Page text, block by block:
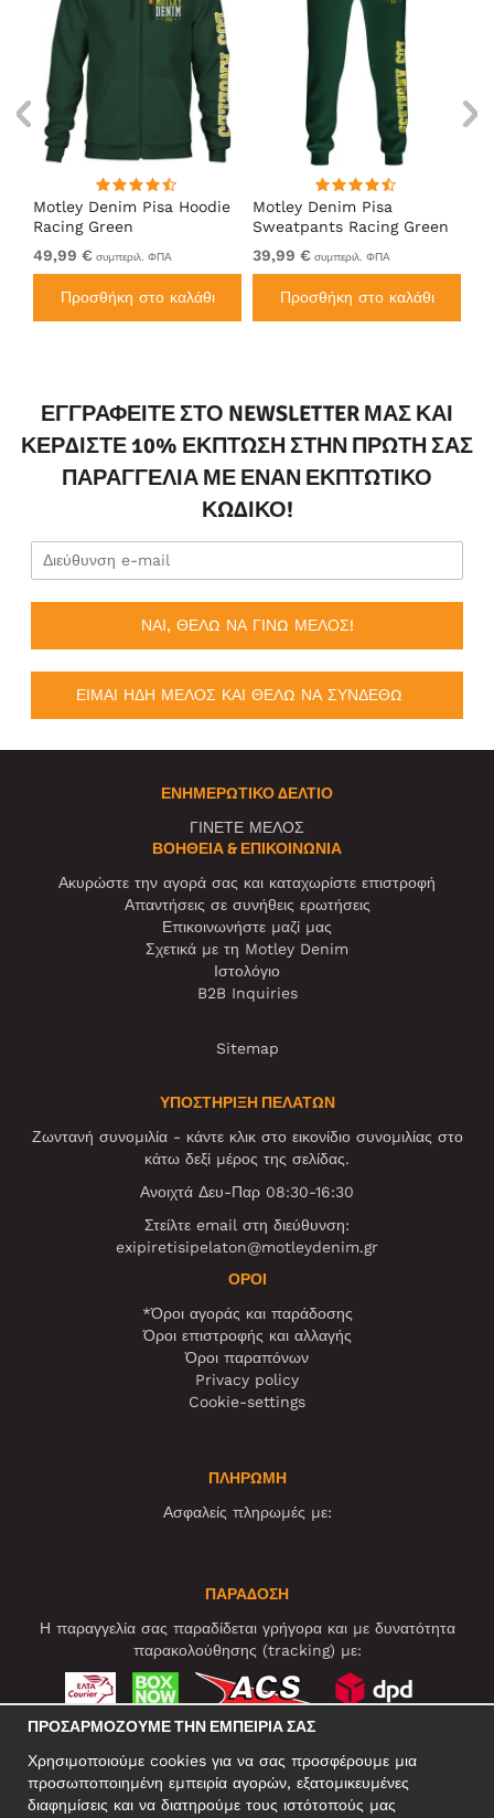
Motley Denim Pisa Hoodie
Racing Green
49,99 € συμπεριλ. ΦΠΑ
Προσθήκη στο καλάθι
Motley Denim Pisa
Sweatpants Racing Green
39,99 € συμπεριλ. ΦΠΑ
Προσθήκη στο καλάθι
ΕΓΓΡΑΦΕΊΤΕ ΣΤΟ NEWSLETTER ΜΑΣ ΚΑΙ
ΚΕΡΔΊΣΤΕ 10% ΈΚΠΤΩΣΗ ΣΤΗΝ ΠΡΏΤΗ ΣΑΣ
ΠΑΡΑΓΓΕΛΊΑ ΜΕ ΈΝΑΝ ΕΚΠΤΩΤΙΚΌ
ΚΩΔΙΚΌ!
ΝΑΙ, ΘΕΛΩ ΝΑ ΓΙΝΩ ΜΕΛΟΣ!
ΕΙΜΑΙ ΗΔΗ ΜΕΛΟΣ ΚΑΙ ΘΕΛΩ ΝΑ ΣΥΝΔΕΘΩ
ΕΝΗΜΕΡΩΤΙΚΌ ΔΕΛΤΊΟ
ΓΙΝΕΤΕ ΜΕΛΟΣ
ΒΟΉΘΕΙΑ & ΕΠΙΚΟΙΝΩΝΊΑ
Ακυρώστε την αγορά σας και καταχωρίστε επιστροφή
Απαντήσεις σε συνήθεις ερωτήσεις
Επικοινωνήστε μαζί μας
Σχετικά με τη Motley Denim
Ιστολόγιο
B2B Inquiries
Sitemap
ΥΠΟΣΤΗΡΙΞΗ ΠΕΛΑΤΩΝ
Ζωντανή συνομιλία - κάντε κλικ στο εικονίδιο συνομιλίας στο
κάτω δεξί μέρος της σελίδας.
Ανοιχτά Δευ-Παρ 08:30-16:30
Στείλτε email στη διεύθυνση:
exipiretisipelaton@motleydenim.gr
ΌΡΟΙ
*Όροι αγοράς και παράδοσης
Όροι επιστροφής και αλλαγής
Όροι παραπόνων
Privacy policy
Cookie-settings
ΠΛΗΡΩΜΗ
Ασφαλείς πληρωμές με:
ΠΑΡΑΔΟΣΗ
Η παραγγελία σας παραδίδεται γρήγορα και με δυνατότητα
παρακολούθησης (tracking) με:
ΠΡΟΣΑΡΜΌΖΟΥΜΕ ΤΗΝ ΕΜΠΕΙΡΊΑ ΣΑΣ
Χρησιμοποιούμε cookies για να σας προσφέρουμε μια
προσωποποιημένη εμπειρία αγορών, εξατομικευμένες
διαφημίσεις και να διατηρούμε τους ιστότοπούς μας